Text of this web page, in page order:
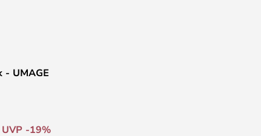
- UMAGE
UVP -19%